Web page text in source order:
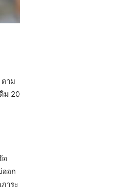
ตาม
ม 20
อ
ออก
าระ